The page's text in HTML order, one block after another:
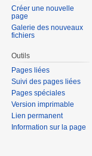
Créer une nouvelle
page
Galerie des nouveaux
fichiers
Outils
Pages liées
Suivi des pages liées
Pages spéciales
Version imprimable
Lien permanent
Information sur la page